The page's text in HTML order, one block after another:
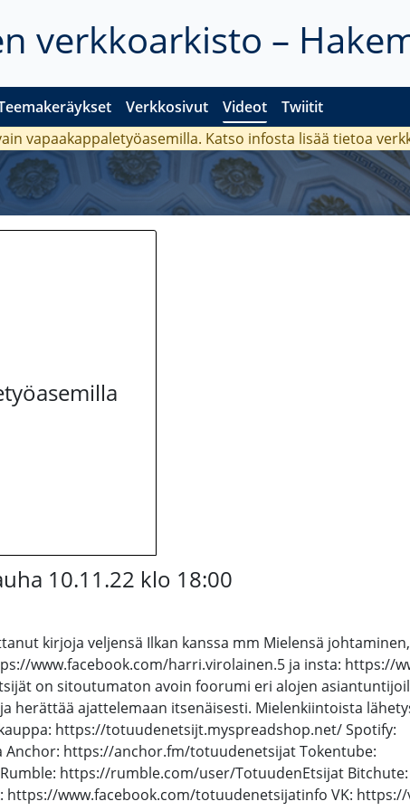
verkkoarkisto –
Verkkosivut Videot Twiitit
vapaakappaletyöasemilla. Katso infosta lisää tietoa
10.11.22 klo 18:00
kirjoja veljensä Ilkan kanssa mm Mielensä
www.facebook.com/harri.virolainen.5 ja insta: https://
on sitoutumaton avoin foorumi eri alojen
herättää ajattelemaan itsenäisesti. Mielenkiintoista
https://totuudenetsijt.myspreadshop.net/ Spotify:
Anchor: https://anchor.fm/totuudenetsijat Tokentube:
https://rumble.com/user/TotuudenEtsijat Bitchute:
https://www.facebook.com/totuudenetsijatinfo VK: